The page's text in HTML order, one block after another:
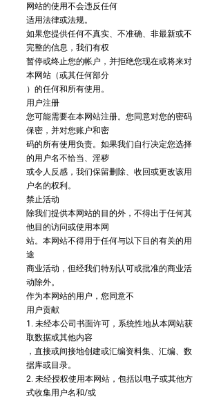
网站的使用不会违反任何
适用法律或法规。
如果您提供任何不真实、不准确、非最新或不
完整的信息，我们有权
暂停或终止您的帐户，并拒绝您现在或将来对
本网站（或其任何部分
）的任何和所有使用。
用户注册
您可能需要在本网站注册。您同意对您的密码
保密，并对您账户和密
码的所有使用负责。如果我们自行决定您选择
的用户名不恰当、淫秽
或令人反感，我们保留删除、收回或更改该用
户名的权利。
禁止活动
除我们提供本网站的目的外，不得出于任何其
他目的访问或使用本网
站。本网站不得用于任何与以下目的有关的用
途
商业活动，但经我们特别认可或批准的商业活
动除外。
作为本网站的用户，您同意不
用户贡献
1. 未经本公司书面许可，系统性地从本网站获
取数据或其他内容
，直接或间接地创建或汇编资料集、汇编、数
据库或目录。
2. 未经授权使用本网站，包括以电子或其他方
式收集用户名和/或